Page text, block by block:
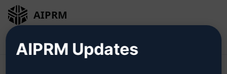
AIPRM
AIPRM Updates